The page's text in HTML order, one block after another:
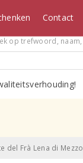
Contact
del Frà Lena di